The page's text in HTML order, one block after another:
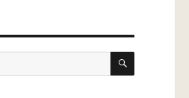
SUCHEN